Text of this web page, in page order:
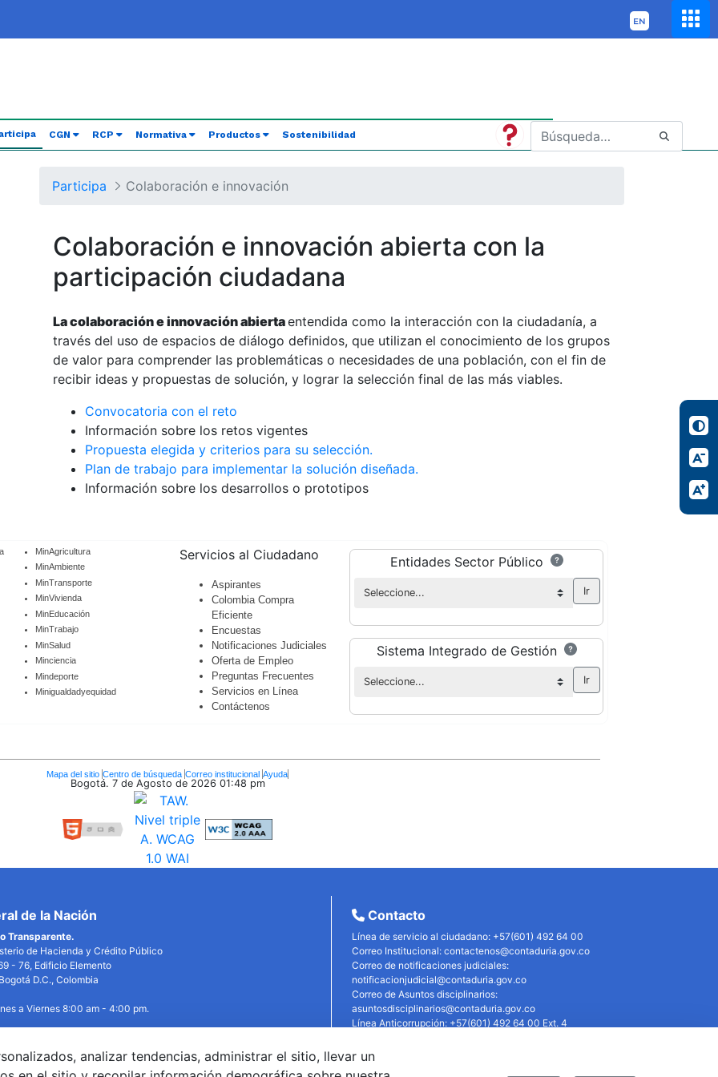
(current)
CGN RCP Normativa Productos Sostenibilidad
Participa Colaboración e innovación
Colaboración e innovación abierta con la
participación ciudadana
La colaboración e innovación abiertaentendida como la interacción con la ciudadanía, a
través del uso de espacios de diálogo definidos, que utilizan el conocimiento de los grupos
de valor para comprender las problemáticas o necesidades de una población, con el fin de
recibir ideas y propuestas de solución, y lograr la selección final de las más viables.
Convocatoria con el reto
Información sobre los retos vigentes
Propuesta elegida y criterios para su selección.
Plan de trabajo para implementar la solución diseñada.
Información sobre los desarrollos o prototipos
MinAgricultura
MinAmbiente
MinTransporte
MinVivienda
MinEducación
MinTrabajo
MinSalud
Minciencia
Mindeporte
Minigualdadyequidad
Servicios al Ciudadano
Aspirantes
Colombia Compra
Eficiente
Encuestas
Notificaciones Judiciales
Oferta de Empleo
Preguntas Frecuentes
Servicios en Línea
Contáctenos
Entidades Sector Público
Sistema Integrado de Gestión
Mapa del sitio Centro de búsqueda Correo institucional Ayuda
Bogotá. 7 de Agosto de 2026 01:48 pm
de la Nación
Transparente.
de Hacienda y Crédito Público
- 76, Edificio Elemento
D.C., Colombia
a Viernes 8:00 am - 4:00 pm.
X YouTube Facebook
Contacto
Línea de servicio al ciudadano: +57(601) 492 64 00
Correo Institucional: contactenos@contaduria.gov.co
Correo de notificaciones judiciales:
notificacionjudicial@contaduria.gov.co
Correo de Asuntos disciplinarios:
asuntosdisciplinarios@contaduria.gov.co
Línea Anticorrupción: +57(601) 492 64 00 Ext. 4
Política de derechos de autor
analizar tendencias, administrar el sitio, llevar un